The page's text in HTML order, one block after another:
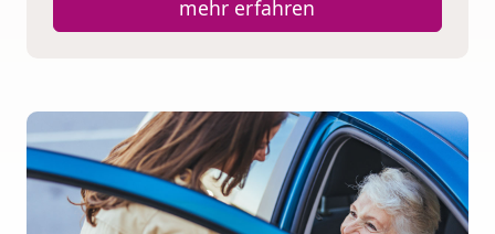
mehr erfahren